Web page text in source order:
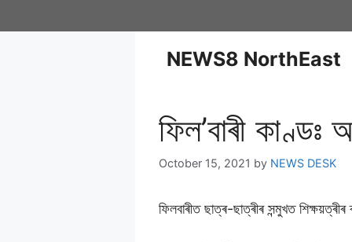
NEWS8 NorthEast
ফিল’বাৰী
October 15, 2021 by NEWS DESK
ফিলবাৰীত ছাত্ৰ-ছাত্ৰীৰ সন্মুখত